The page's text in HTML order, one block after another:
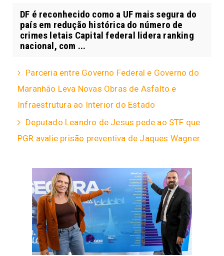
DF é reconhecido como a UF mais segura do
país em redução histórica do número de
crimes letais Capital federal lidera ranking
nacional, com ...
Parceria entre Governo Federal e Governo do
Maranhão Leva Novas Obras de Asfalto e
Infraestrutura ao Interior do Estado
Deputado Leandro de Jesus pede ao STF que
PGR avalie prisão preventiva de Jaques Wagner